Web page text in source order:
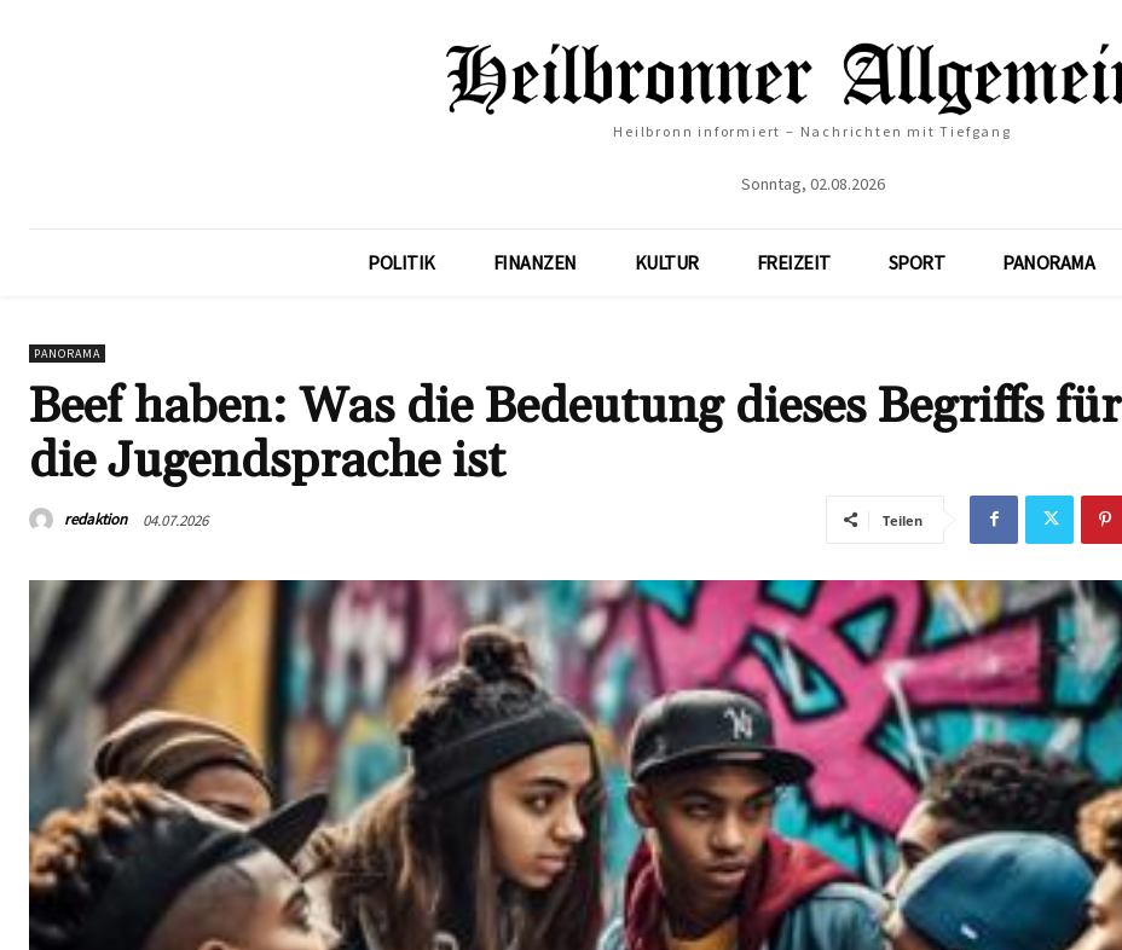
Heilbronn informiert – Nachrichten mit Tiefgang
Sonntag, 02.08.2026
POLITIK FINANZEN KULTUR FREIZEIT SPORT PANORAMA
PANORAMA
Beef haben: Was die Bedeutung dieses Begriffs für
die Jugendsprache ist
redaktion 04.07.2026 Teilen